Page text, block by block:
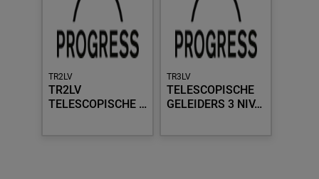
TR2LV
TR2LV
TELESCOPISCHE …
TR3LV
TELESCOPISCHE
GELEIDERS 3 NIV…